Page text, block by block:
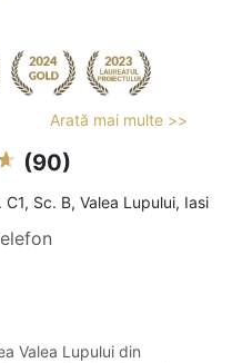
Arată mai multe >>
(90)
Sc. B, Valea Lupului, Iasi
Valea Lupului din